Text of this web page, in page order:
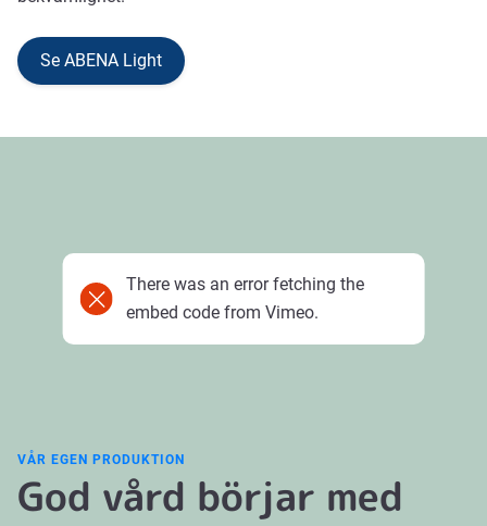
Se ABENA Light
There was an error fetching the
embed code from Vimeo.
VÅR EGEN PRODUKTION
God vård börjar med